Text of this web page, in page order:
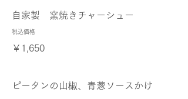
自家製 窯焼きチャーシュー
税込価格
￥1,650
ピータンの山椒、青葱ソースかけ